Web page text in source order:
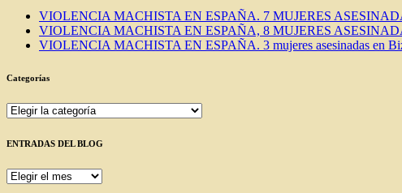
VIOLENCIA MACHISTA EN ESPAÑA. 7 MUJERES
VIOLENCIA MACHISTA EN ESPAÑA, 8 MUJERES
VIOLENCIA MACHISTA EN ESPAÑA. 3 mujeres asesinadas en
Categorías
Categorías
ENTRADAS DEL BLOG
ENTRADAS